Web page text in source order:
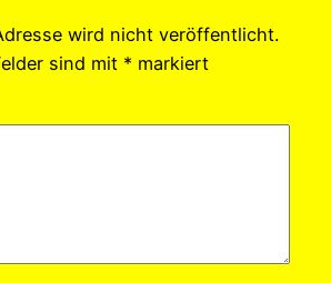
wird nicht veröffentlicht.
sind mit * markiert